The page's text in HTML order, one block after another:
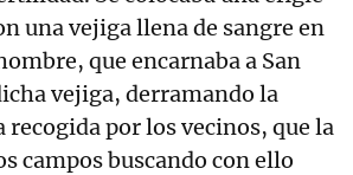
una vejiga llena de sangre en
que encarnaba a San
vejiga, derramando la
recogida por los vecinos, que la
campos buscando con ello